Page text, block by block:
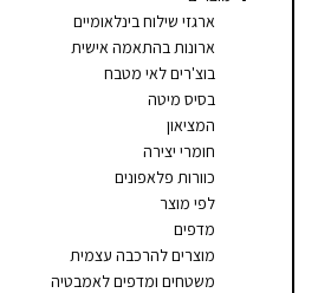
סמן קישורים
ארגזי שילוח בינלאומיים
ארונות בהתאמה אישית
בוצ'רים לאי מטבח
בסיס מיטה
המציאון
חומרי יצירה
כוורות פלאפונים
לפי מוצר
מדפים
מוצרים להרכבה עצמית
משטחים ומדפים לאמבטיה